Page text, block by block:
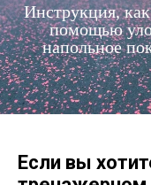
Инструкция,
помощью
напольное
Если вы